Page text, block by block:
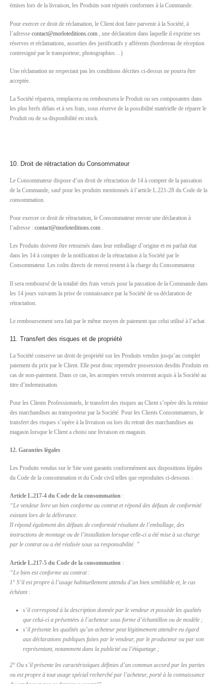
émises lors de la livraison, les Produits sont réputés conformes à la Commande.
Pour exercer ce droit de réclamation, le Client doit faire parvenir à la Société, à
l’adresse contact@morloteditions.com
, une déclaration dans laquelle il exprime ses
réserves et réclamations, assorties des justificatifs y afférents (bordereau de réception
contresigné par le transporteur, photographies…)
Une réclamation ne respectant pas les conditions décrites ci-dessus ne pourra être
acceptée.
La Société réparera, remplacera ou remboursera le Produit ou ses composantes dans
les plus brefs délais et à ses frais, sous réserve de la possibilité matérielle de réparer le
Produit ou de sa disponibilité en stock.
10. Droit de rétractation du Consommateur
Le Consommateur dispose d’un droit de rétractation de 14 à compter de la passation
de la Commande, sauf pour les produits mentionnés à l’article L.221-28 du Code de la
consommation.
Pour exercer ce droit de rétractation, le Consommateur envoie une déclaration à
l’adresse : contact@morloteditions.com .
Les Produits doivent être retournés dans leur emballage d’origine et en parfait état
dans les 14 à compter de la notification de la rétractation à la Société par le
Consommateur. Les coûts directs de renvoi restent à la charge du Consommateur.
Il sera remboursé de la totalité des frais versés pour la passation de la Commande dans
les 14 jours suivants la prise de connaissance par la Société de sa déclaration de
rétractation.
Le remboursement sera fait par le même moyen de paiement que celui utilisé à l’achat.
11. Transfert des risques et de propriété
La Société conserve un droit de propriété sur les Produits vendus jusqu’au complet
paiement du prix par le Client. Elle peut donc reprendre possession desdits Produits en
cas de non-paiement. Dans ce cas, les acomptes versés resteront acquis à la Société au
titre d’indemnisation.
Pour les Clients Professionnels, le transfert des risques au Client s’opère dès la remise
des marchandises au transporteur par la Société. Pour les Clients Consommateurs, le
transfert des risques s’opère à la livraison ou lors du retrait des marchandises au
magasin lorsque le Client a choisi une livraison en magasin.
12. Garanties légales
Les Produits vendus sur le Site sont garantis conformément aux dispositions légales
du Code de la consommation et du Code civil telles que reproduites ci-dessous :
Article L.217-4 du Code de la consommation :
“Le vendeur livre un bien conforme au contrat et répond des défauts de conformité
existant lors de la délivrance.
Il répond également des défauts de conformité résultant de l’emballage, des
instructions de montage ou de l’installation lorsque celle-ci a été mise à sa charge
par le contrat ou a été réalisée sous sa responsabilité. ”
Article L.217-5 du Code de la consommation :
“Le bien est conforme au contrat :
1° S’il est propre à l’usage habituellement attendu d’un bien semblable et, le cas
échéant :
s’il correspond à la description donnée par le vendeur et possède les qualités
que celui-ci a présentées à l’acheteur sous forme d’échantillon ou de modèle ;
s’il présente les qualités qu’un acheteur peut légitimement attendre eu égard
aux déclarations publiques faites par le vendeur, par le producteur ou par son
représentant, notamment dans la publicité ou l’étiquetage ;
2° Ou s’il présente les caractéristiques définies d’un commun accord par les parties
ou est propre à tout usage spécial recherché par l’acheteur, porté à la connaissance